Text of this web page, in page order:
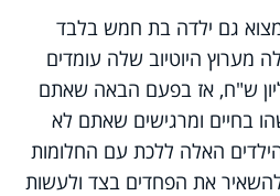
גם ילדה בת חמש בלבד
מערוץ היוטיוב שלה עומדים
על לא פחות מ62 מיליון ש"ח, אז בפעם הבאה שאתם
בחיים ומרגישים שאתם לא
האלה ללכת עם החלומות
את הפחדים בצד ולעשות